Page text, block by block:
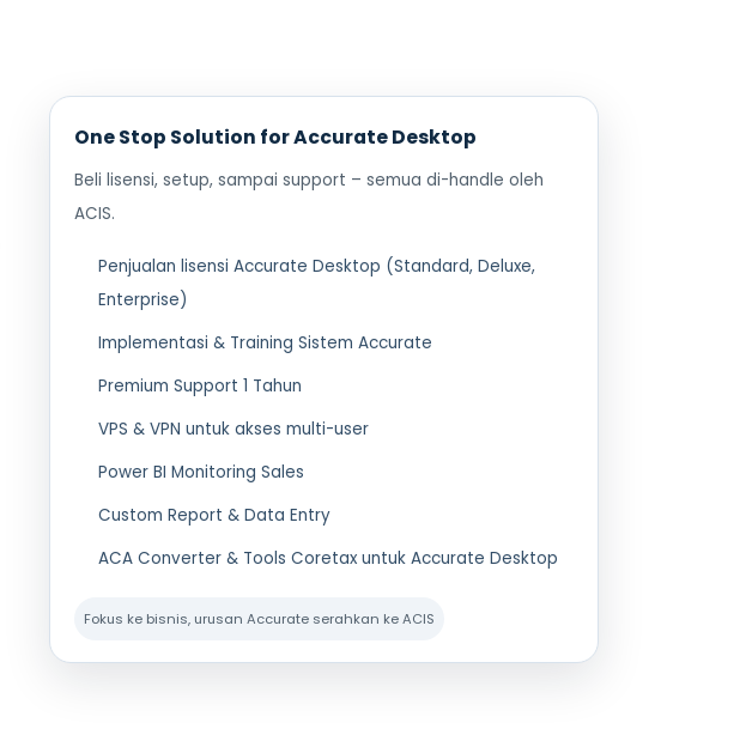
One Stop Solution for Accurate Desktop
Beli lisensi, setup, sampai support – semua di-handle oleh
ACIS.
Penjualan lisensi Accurate Desktop (Standard, Deluxe,
Enterprise)
Implementasi & Training Sistem Accurate
Premium Support 1 Tahun
VPS & VPN untuk akses multi-user
Power BI Monitoring Sales
Custom Report & Data Entry
ACA Converter & Tools Coretax untuk Accurate Desktop
Fokus ke bisnis, urusan Accurate serahkan ke ACIS